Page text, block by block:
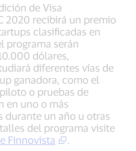
de Visa
2020 recibirá un premio
clasificadas en
programa serán
dólares,
diferentes vías de
ganadora, como el
o pruebas de
en uno o más
durante un año u otras
del programa visite
Finnovista